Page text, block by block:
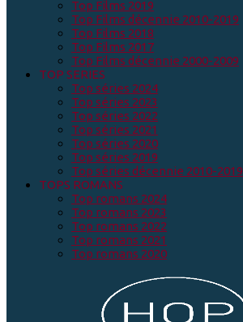
Top Films 2019
Top Films décennie 2010-2019
Top Films 2018
Top Films 2017
Top Films décennie 2000-2009
TOP SERIES
Top séries 2024
Top séries 2023
Top séries 2022
Top séries 2021
Top séries 2020
Top séries 2019
Top séries décennie 2010-2019
TOPS ROMANS
Top romans 2024
Top romans 2023
Top romans 2022
Top romans 2021
Top romans 2020